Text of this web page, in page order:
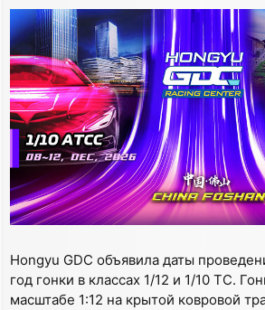
о
о
б
е
н
и
е
Hongyu GDC объявила даты
год гонки в классах 1/12 и 1/10 ТС.
масштабе 1:12 на крытой ковровой